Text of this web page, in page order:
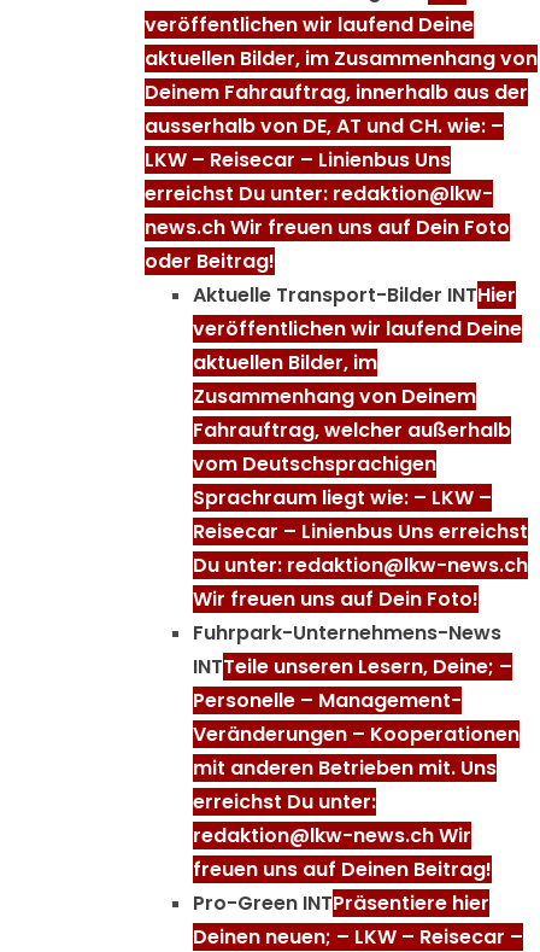
veröffentlichen wir laufend Deine
aktuellen Bilder, im Zusammenhang von
Deinem Fahrauftrag, innerhalb aus der
ausserhalb von DE, AT und CH. wie: –
LKW – Reisecar – Linienbus Uns
erreichst Du unter: redaktion@lkw-
news.ch Wir freuen uns auf Dein Foto
oder Beitrag!
Aktuelle Transport-Bilder INTHier
veröffentlichen wir laufend Deine
aktuellen Bilder, im
Zusammenhang von Deinem
Fahrauftrag, welcher außerhalb
vom Deutschsprachigen
Sprachraum liegt wie: – LKW –
Reisecar – Linienbus Uns erreichst
Du unter: redaktion@lkw-news.ch
Wir freuen uns auf Dein Foto!
Fuhrpark-Unternehmens-News
INTTeile unseren Lesern, Deine; –
Personelle – Management-
Veränderungen – Kooperationen
mit anderen Betrieben mit. Uns
erreichst Du unter:
redaktion@lkw-news.ch Wir
freuen uns auf Deinen Beitrag!
Pro-Green INTPräsentiere hier
Deinen neuen; – LKW – Reisecar –